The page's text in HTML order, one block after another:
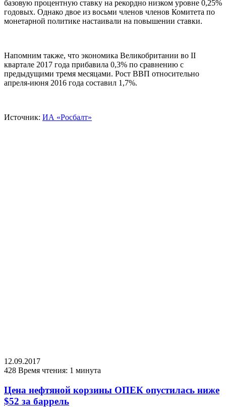
базовую процентную ставку на рекордно низком уровне 0,25%
годовых. Однако двое из восьми членов членов Комитета по
монетарной политике настаивали на повышении ставки.
Напомним также, что экономика Великобритании во II
квартале 2017 года прибавила 0,3% по сравнению с
предыдущими тремя месяцами. Рост ВВП относительно
апреля-июня 2016 года составил 1,7%.
Источник: ИА «Росбалт»
12.09.2017
428 Время чтения: 1 минута
Цена нефтяной корзины ОПЕК опустилась ниже
$52 за баррель